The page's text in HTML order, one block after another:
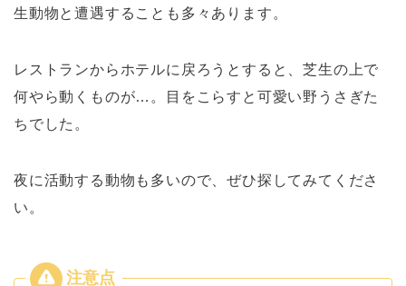
生動物と遭遇することも多々あります。
レストランからホテルに戻ろうとすると、芝生の上で
何やら動くものが…。目をこらすと可愛い野うさぎた
ちでした。
夜に活動する動物も多いので、ぜひ探してみてくださ
い。